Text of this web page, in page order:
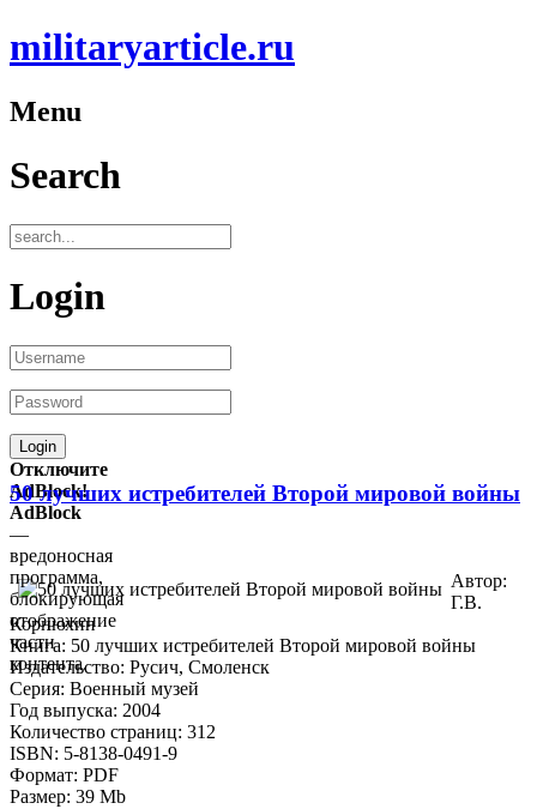
militaryarticle.ru
Menu
Search
Login
Отключите
AdBlock!
AdBlock
—
вредоносная
программа,
блокирующая
отображение
части
контента.
50 лучших истребителей Второй мировой войны
Автор:
Г.В.
Корнюхин
Книга: 50 лучших истребителей Второй мировой войны
Издательство: Русич, Смоленск
Серия: Военный музей
Год выпуска: 2004
Количество страниц: 312
ISBN: 5-8138-0491-9
Формат: PDF
Размер: 39 Mb